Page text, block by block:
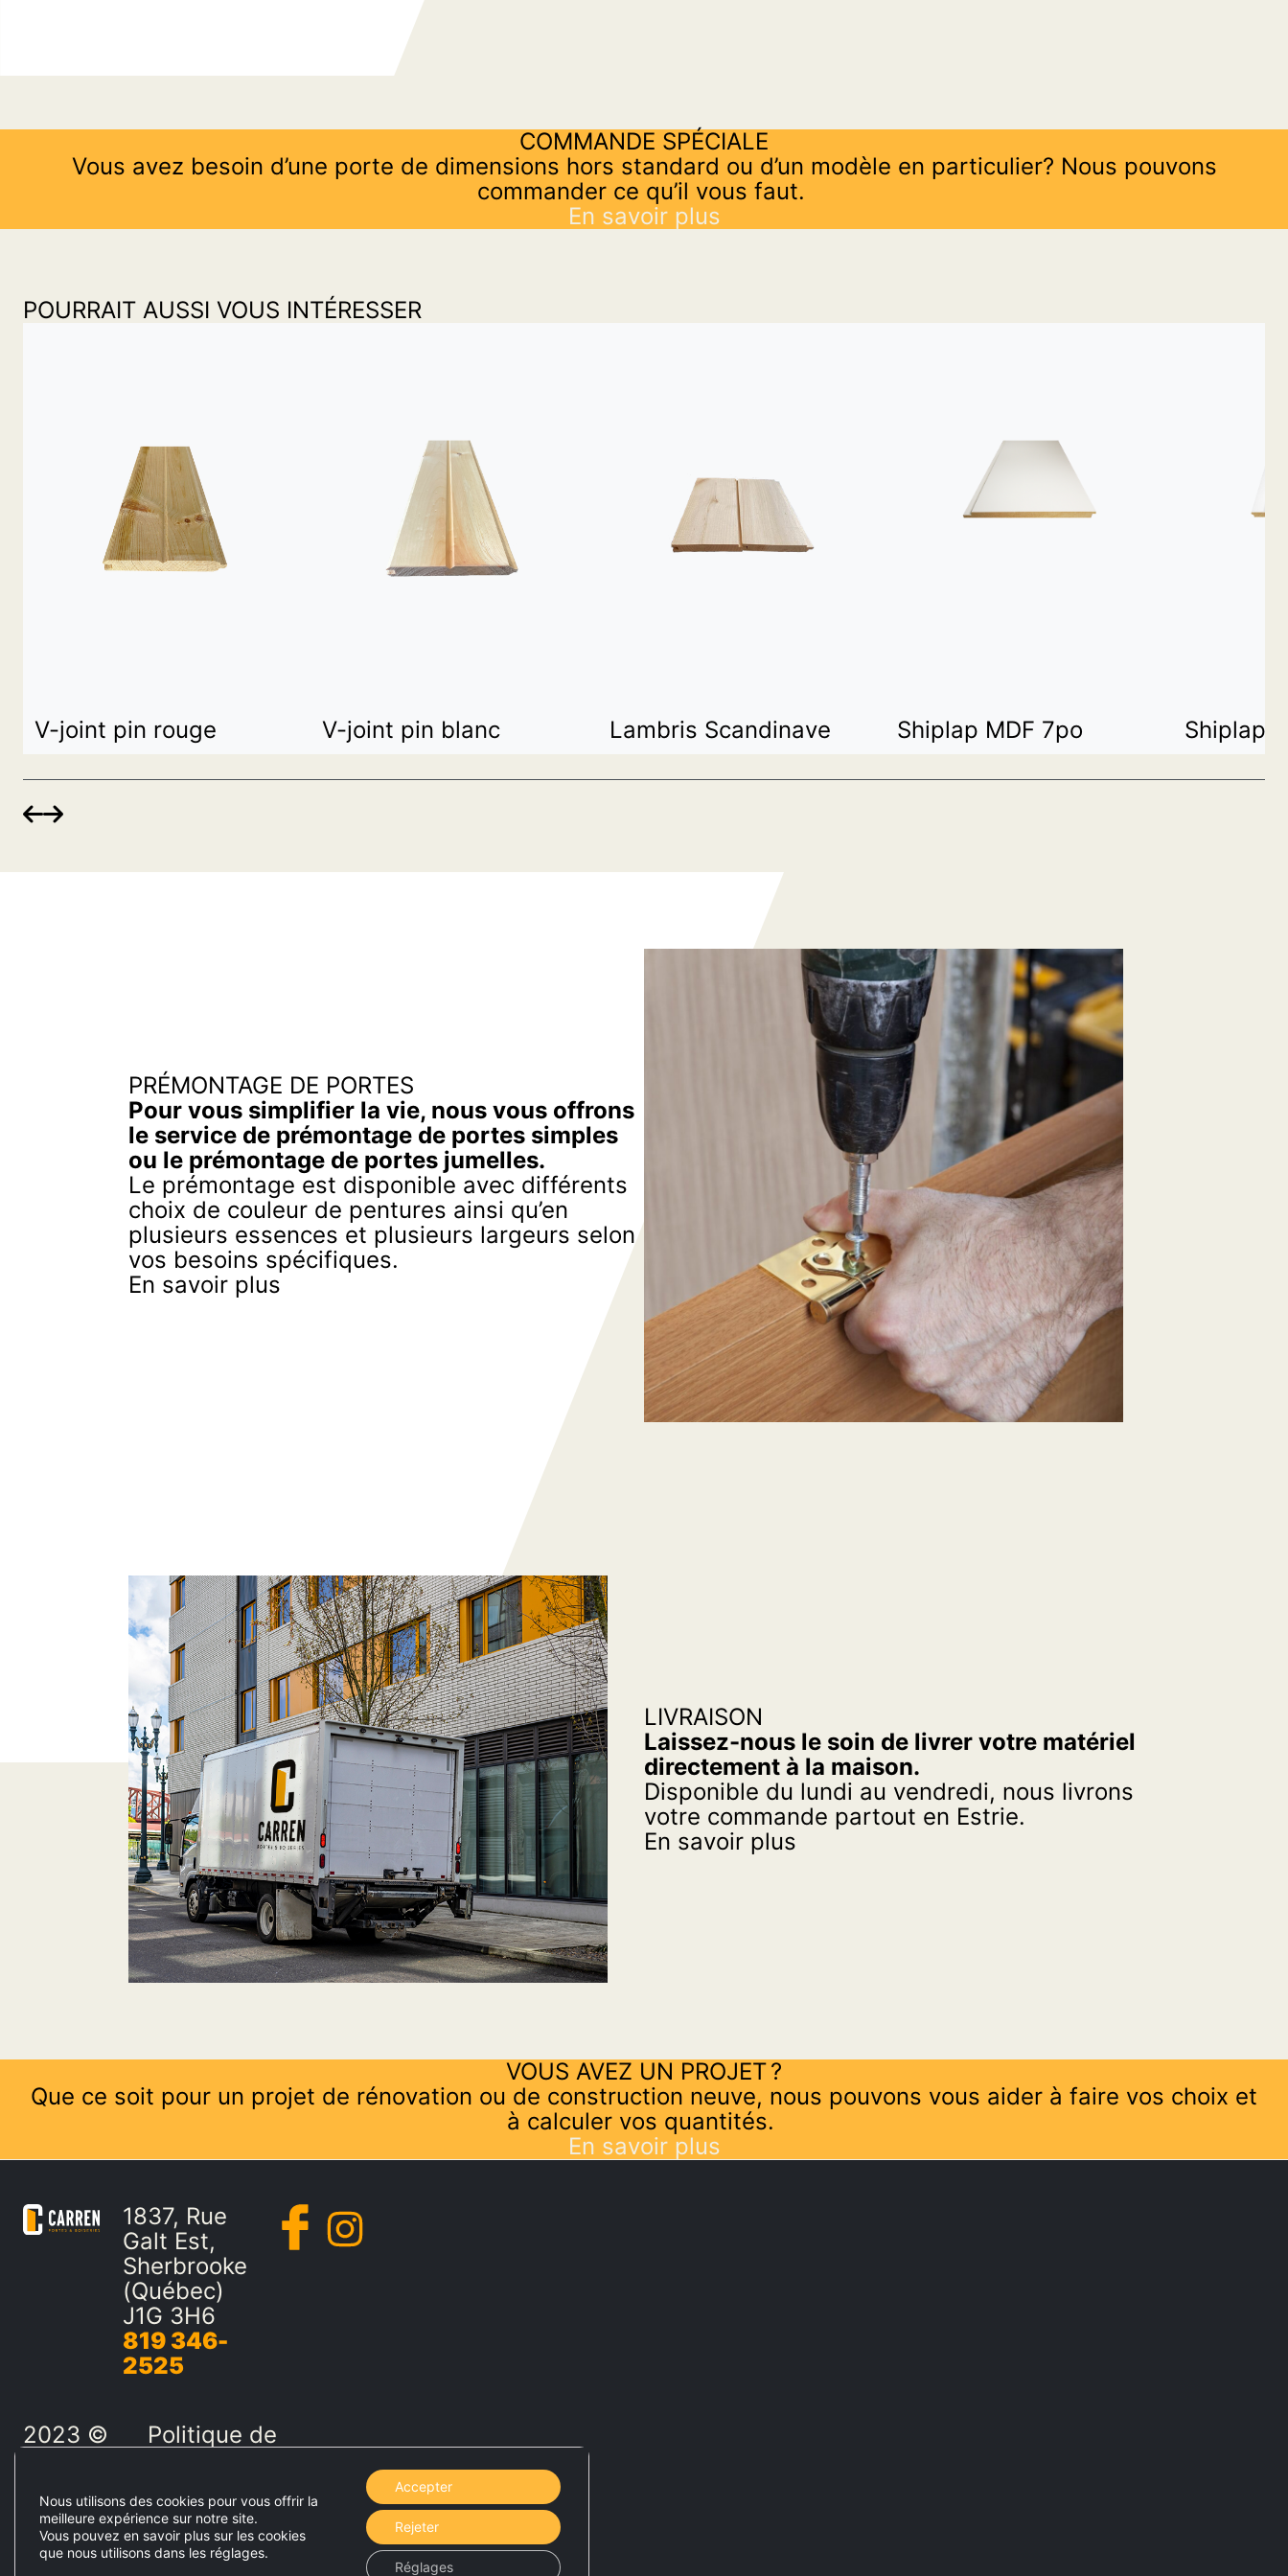
COMMANDE SPÉCIALE
Vous avez besoin d’une porte de dimensions hors standard ou d’un modèle en particulier? Nous pouvons
commander ce qu’il vous faut.
En savoir plus
POURRAIT AUSSI VOUS INTÉRESSER
V-joint pin rouge V-joint pin blanc Lambris Scandinave Shiplap MDF 7po Shiplap

PRÉMONTAGE DE PORTES
Pour vous simplifier la vie, nous vous offrons
le service de prémontage de portes simples
ou le prémontage de portes jumelles.
Le prémontage est disponible avec différents
choix de couleur de pentures ainsi qu’en
plusieurs essences et plusieurs largeurs selon
vos besoins spécifiques.
En savoir plus
LIVRAISON
Laissez-nous le soin de livrer votre matériel
directement à la maison.
Disponible du lundi au vendredi, nous livrons
votre commande partout en Estrie.
En savoir plus
VOUS AVEZ UN PROJET ?
Que ce soit pour un projet de rénovation ou de construction neuve, nous pouvons vous aider à faire vos choix et
à calculer vos quantités.
En savoir plus
1837, Rue
Galt Est,
Sherbrooke
(Québec)
J1G 3H6
819 346-
2525
2023 ©
boiseries
Carren.
Tous
Politique de
Nous utilisons des cookies pour vous offrir la
meilleure expérience sur notre site.
Vous pouvez en savoir plus sur les cookies
que nous utilisons dans les réglages.
Accepter
Rejeter
Réglages